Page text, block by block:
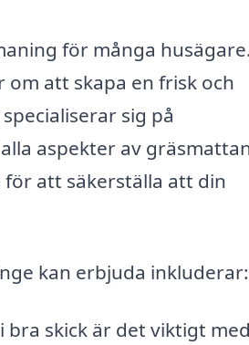
för många
att skapa en frisk och
sig på
aspekter av
att säkerställa att din
kan erbjuda inkluderar:
skick är det viktigt